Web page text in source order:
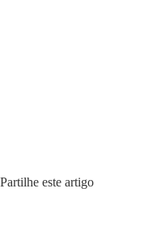
Partilhe este artigo